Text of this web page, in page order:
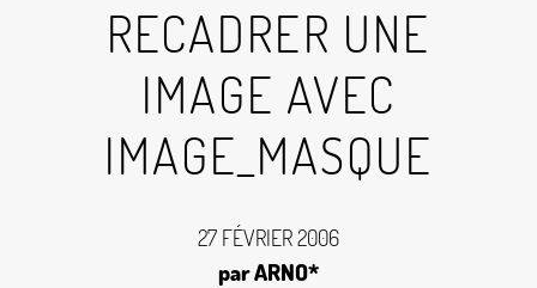
RECADRER UNE
IMAGE AVEC
IMAGE_MASQUE
27 FÉVRIER 2006
par ARNO*